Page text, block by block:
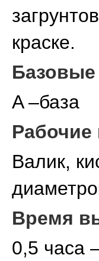
краске.
Базовые
A –база
Рабочие
Валик,
Время
0,5 часа